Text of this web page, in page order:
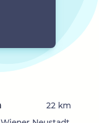
22 km